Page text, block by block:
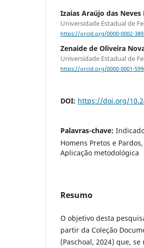
Izaias Araújo das Neves
Universidade Estadual de
https://orcid.org/0000-0002-
Zenaide de Oliveira
Universidade Estadual de
https://orcid.org/0000-0001-
DOI: https://doi.org/
Palavras-chave:
Homens Pretos e
Aplicação metodológica
Resumo
O objetivo desta
partir da Coleção
(Paschoal, 2024) que,